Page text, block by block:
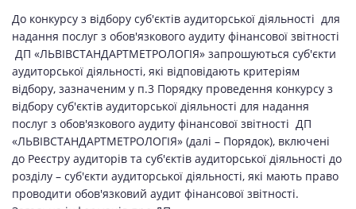
До конкурсу з відбору суб'єктів аудиторської діяльності для
надання послуг з обов'язкового аудиту фінансової звітності
ДП «ЛЬВІВСТАНДАРТМЕТРОЛОГІЯ» запрошуються суб'єкти
аудиторської діяльності, які відповідають критеріям
відбору, зазначеним у п.3 Порядку проведення конкурсу з
відбору суб'єктів аудиторської діяльності для надання
послуг з обов'язкового аудиту фінансової звітності ДП
«ЛЬВІВСТАНДАРТМЕТРОЛОГІЯ» (далі – Порядок), включені
до Реєстру аудиторів та суб'єктів аудиторської діяльності до
розділу – суб'єкти аудиторської діяльності, які мають право
проводити обов'язковий аудит фінансової звітності.